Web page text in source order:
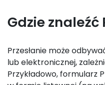
Gdzie znaleźć
Przesłanie może
lub elektronicznej,
Przykładowo, formularz